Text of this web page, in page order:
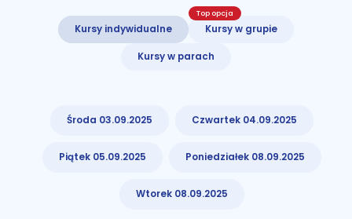
Kursy indywidualne
Top opcja
Kursy w grupie
Kursy w parach
Środa 03.09.2025 Czwartek 04.09.2025
Piątek 05.09.2025 Poniedziałek 08.09.2025
Wtorek 08.09.2025